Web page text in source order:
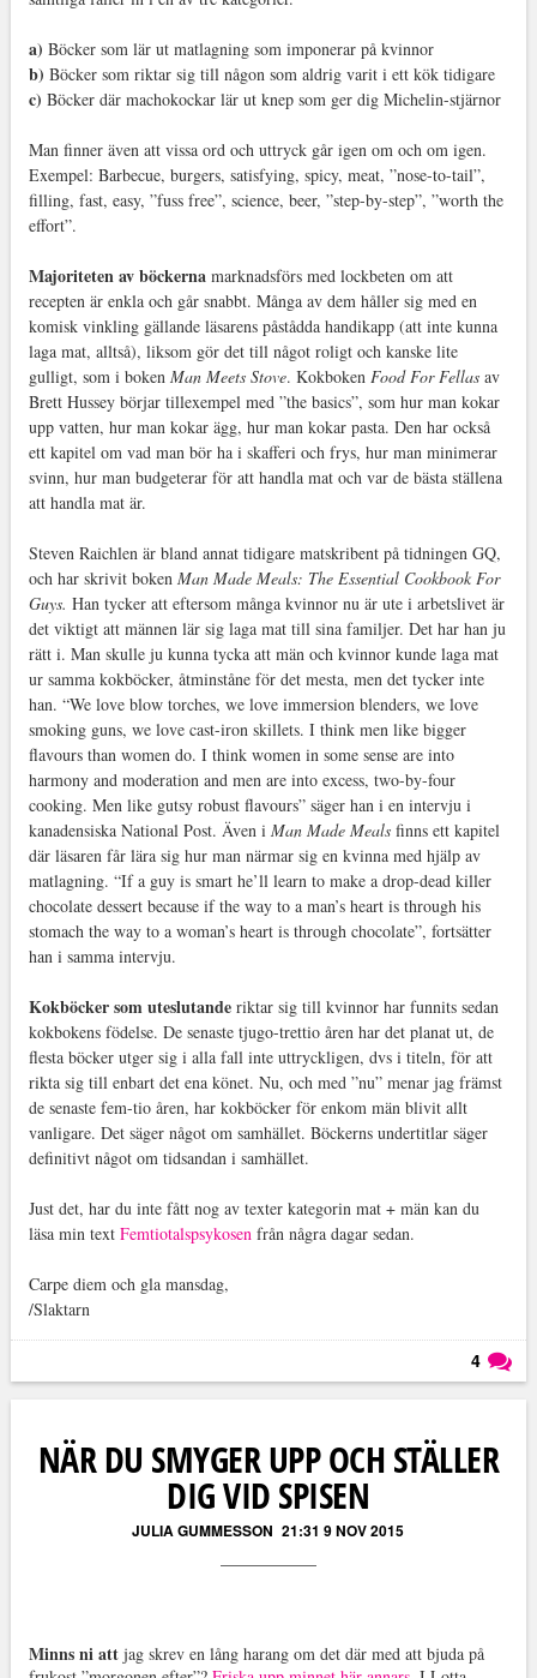
a) Böcker som lär ut matlagning som imponerar på kvinnor
b) Böcker som riktar sig till någon som aldrig varit i ett kök tidigare
c) Böcker där machokockar lär ut knep som ger dig Michelin-stjärnor
Man finner även att vissa ord och uttryck går igen om och om igen.
Exempel: Barbecue, burgers, satisfying, spicy, meat, ”nose-to-tail”,
filling, fast, easy, ”fuss free”, science, beer, ”step-by-step”, ”worth the
effort”.
Majoriteten av böckernamarknadsförs med lockbeten om att
recepten är enkla och går snabbt. Många av dem håller sig med en
komisk vinkling gällande läsarens påstådda handikapp (att inte kunna
laga mat, alltså), liksom gör det till något roligt och kanske lite
gulligt, som i boken Man Meets Stove. Kokboken Food For Fellasav
Brett Hussey börjar tillexempel med ”the basics”, som hur man kokar
upp vatten, hur man kokar ägg, hur man kokar pasta. Den har också
ett kapitel om vad man bör ha i skafferi och frys, hur man minimerar
svinn, hur man budgeterar för att handla mat och var de bästa ställena
att handla mat är.
Steven Raichlen är bland annat tidigare matskribent på tidningen GQ,
och har skrivit boken Man Made Meals: The Essential Cookbook For
Guys. Han tycker att eftersom många kvinnor nu är ute i arbetslivet är
det viktigt att männen lär sig laga mat till sina familjer. Det har han ju
rätt i. Man skulle ju kunna tycka att män och kvinnor kunde laga mat
ur samma kokböcker, åtminståne för det mesta, men det tycker inte
han. “We love blow torches, we love immersion blenders, we love
smoking guns, we love cast-iron skillets. I think men like bigger
flavours than women do. I think women in some sense are into
harmony and moderation and men are into excess, two-by-four
cooking. Men like gutsy robust flavours” säger han i en intervju i
kanadensiska National Post. Även i Man Made Mealsfinns ett kapitel
där läsaren får lära sig hur man närmar sig en kvinna med hjälp av
matlagning. “If a guy is smart he’ll learn to make a drop-dead killer
chocolate dessert because if the way to a man’s heart is through his
stomach the way to a woman’s heart is through chocolate”, fortsätter
han i samma intervju.
Kokböcker som uteslutanderiktar sig till kvinnor har funnits sedan
kokbokens födelse. De senaste tjugo-trettio åren har det planat ut, de
flesta böcker utger sig i alla fall inte uttryckligen, dvs i titeln, för att
rikta sig till enbart det ena könet. Nu, och med ”nu” menar jag främst
de senaste fem-tio åren, har kokböcker för enkom män blivit allt
vanligare. Det säger något om samhället. Böckerns undertitlar säger
definitivt något om tidsandan i samhället.
Just det, har du inte fått nog av texter kategorin mat + män kan du
läsa min text Femtiotalspsykosenfrån några dagar sedan.
Carpe diem och gla mansdag,
/Slaktarn
4
NÄR DU SMYGER UPP OCH STÄLLER
DIG VID SPISEN
JULIA GUMMESSON 21:31 9 NOV 2015
Minns ni attjag skrev en lång harang om det där med att bjuda på